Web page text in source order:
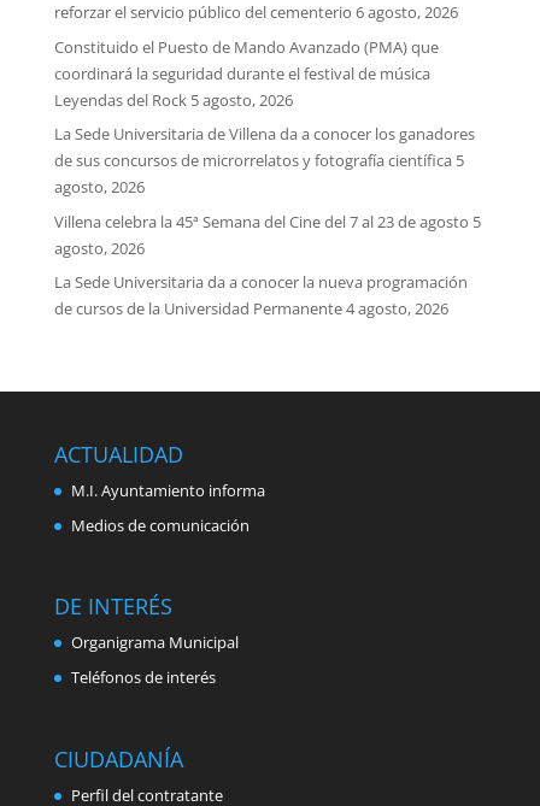
reforzar el servicio público del cementerio 6 agosto, 2026
Constituido el Puesto de Mando Avanzado (PMA) que
coordinará la seguridad durante el festival de música
Leyendas del Rock 5 agosto, 2026
La Sede Universitaria de Villena da a conocer los ganadores
de sus concursos de microrrelatos y fotografía científica 5
agosto, 2026
Villena celebra la 45ª Semana del Cine del 7 al 23 de agosto 5
agosto, 2026
La Sede Universitaria da a conocer la nueva programación
de cursos de la Universidad Permanente4 agosto, 2026
ACTUALIDAD
M.I. Ayuntamiento informa
Medios de comunicación
DE INTERÉS
Organigrama Municipal
Teléfonos de interés
CIUDADANÍA
Perfil del contratante